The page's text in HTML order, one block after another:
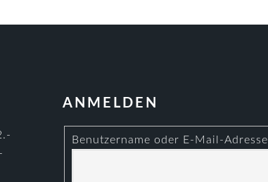
ANMELDEN
Benutzername oder E-Mail-Adresse